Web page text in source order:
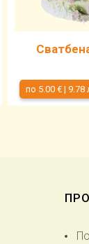
по 5.00 € | 9.78